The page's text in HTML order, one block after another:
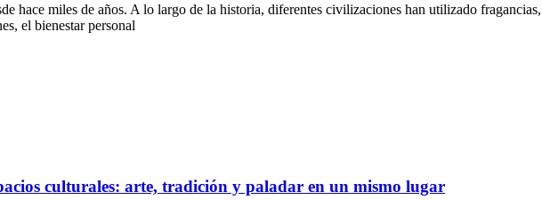
hace miles de años. A lo largo de la historia, diferentes civilizaciones han utilizado
el bienestar personal
culturales: arte, tradición y paladar en un mismo lugar